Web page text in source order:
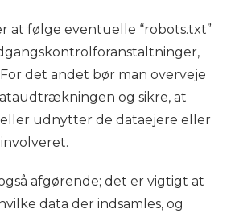
at følge eventuelle “robots.txt”
det andet bør man overveje
og sikre, at
udnytter de dataejere eller
afgørende; det er vigtigt at
data der indsamles, og